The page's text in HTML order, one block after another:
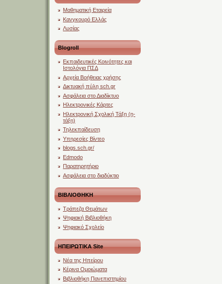
Μαθηματική Εταιρεία
Κανγκουρό Ελλάς
Λυσίας
Blogroll
Εκπαιδευτικές Κοινότητες και
Ιστολόγια ΠΣΔ
Αρχεία Βοήθειας χρήσης
Δικτυακή πύλη sch.gr
Ασφάλεια στο Διαδίκτυο
Ηλεκτρονικές Κάρτες
Ηλεκτρονική Σχολική Τάξη (η-
τάξη)
Τηλεκπαίδευση
Υπηρεσίες Βίντεο
blogs.sch.gr/
Edmodo
Παρατηρητήριο
Ασφάλεια στο διαδύκτιο
ΒΙΒΛΙΟΘΗΚΗ
Τράπεζα Θεμάτων
Ψηφιακή Βιβλιοθήκη
Ψηφιακό Σχολείο
ΗΠΕΙΡΩΤΙΚΑ Site
Νέα της Ηπείρου
Κέρινα Ομοιώματα
Βιβλιοθήκη Πανεπιστημίου